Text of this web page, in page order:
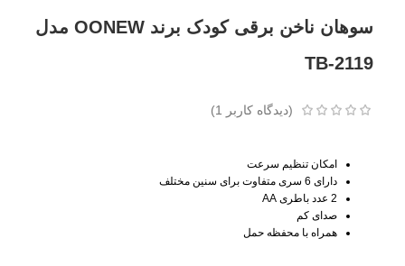
سوهان ناخن برقی کودک برند OONEW مدل
TB-2119
(دیدگاه کاربر 1
)
امکان تنظیم سرعت
دارای 6 سری متفاوت برای سنین مختلف
2 عدد باطری AA
صدای کم
همراه با محفظه حمل